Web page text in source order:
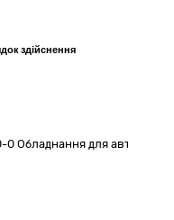
здійснення
Обладнання для